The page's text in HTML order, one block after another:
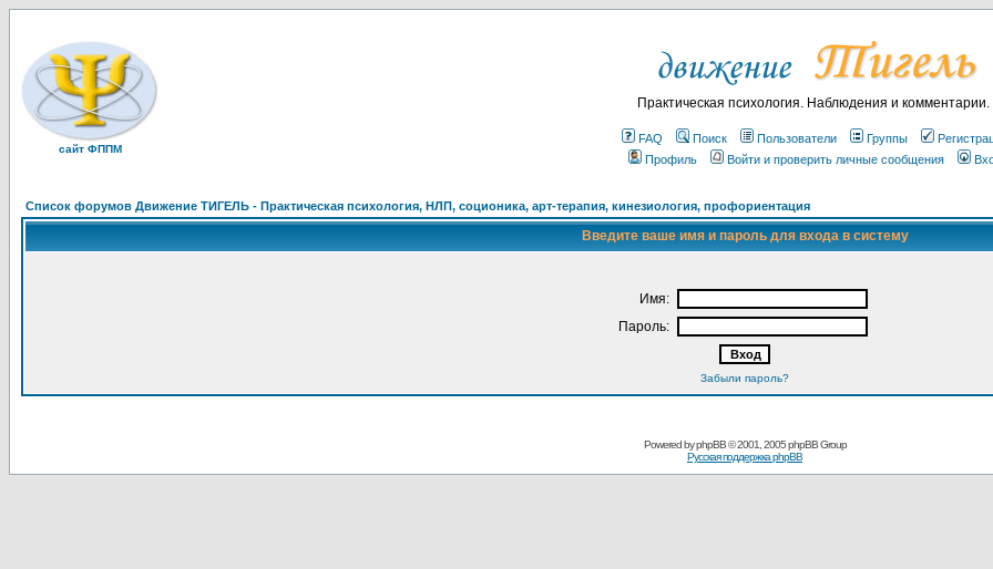
сайт ФППМ
Практическая психология. Наблюдения и комментарии.
FAQ Поиск Пользователи Группы
Профиль
Войти и проверить личные сообщения
Список форумов Движение ТИГЕЛЬ - Практическая психология, НЛП, соционика, арт-терапия, кинезиология, профориентация
Введите ваше имя и пароль для входа в систему
Имя:
Пароль:
Забыли пароль?
Powered byphpBB© 2001, 2005 phpBB Group
Русская поддержка phpBB